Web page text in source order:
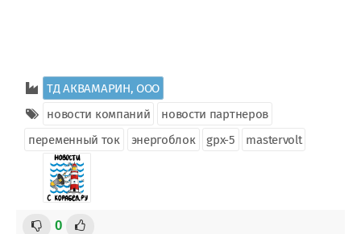
ТД АКВАМАРИН, ООО
новости компаний
новости партнеров
переменный ток
энергоблок gpx-5 mastervolt
0